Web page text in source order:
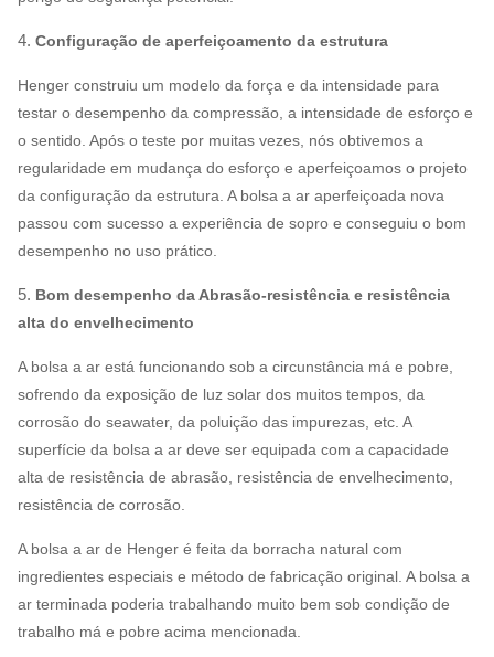
4. Configuração de aperfeiçoamento da estrutura
Henger construiu um modelo da força e da intensidade para
testar o desempenho da compressão, a intensidade de esforço e
o sentido. Após o teste por muitas vezes, nós obtivemos a
regularidade em mudança do esforço e aperfeiçoamos o projeto
da configuração da estrutura. A bolsa a ar aperfeiçoada nova
passou com sucesso a experiência de sopro e conseguiu o bom
desempenho no uso prático.
5. Bom desempenho da Abrasão-resistência e resistência
alta do envelhecimento
A bolsa a ar está funcionando sob a circunstância má e pobre,
sofrendo da exposição de luz solar dos muitos tempos, da
corrosão do seawater, da poluição das impurezas, etc. A
superfície da bolsa a ar deve ser equipada com a capacidade
alta de resistência de abrasão, resistência de envelhecimento,
resistência de corrosão.
A bolsa a ar de Henger é feita da borracha natural com
ingredientes especiais e método de fabricação original. A bolsa a
ar terminada poderia trabalhando muito bem sob condição de
trabalho má e pobre acima mencionada.